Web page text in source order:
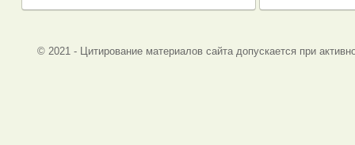
© 2021 - Цитирование материалов сайта допускается при